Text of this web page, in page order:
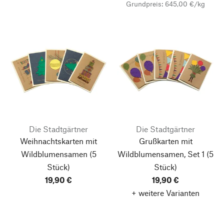
Grundpreis: 645,00 €/kg
Die Stadtgärtner
Weihnachtskarten mit
Wildblumensamen (5
Stück)
19,90 €
Die Stadtgärtner
Grußkarten mit
Wildblumensamen, Set 1 (5
Stück)
19,90 €
+ weitere Varianten